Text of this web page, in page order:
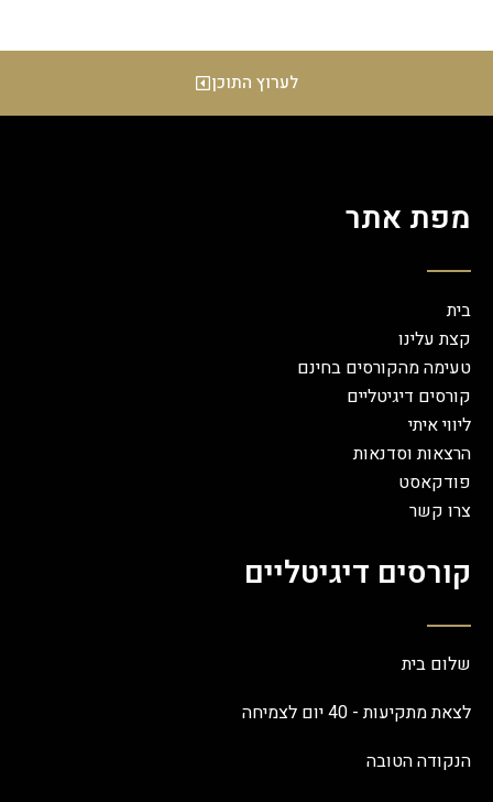
לערוץ התוכן
מפת אתר
בית
קצת עלינו
טעימה מהקורסים בחינם
קורסים דיגיטליים
ליווי איתי
הרצאות וסדנאות
פודקאסט
צרו קשר
קורסים דיגיטליים
שלום בית
לצאת מתקיעות - 40 יום לצמיחה
הנקודה הטובה